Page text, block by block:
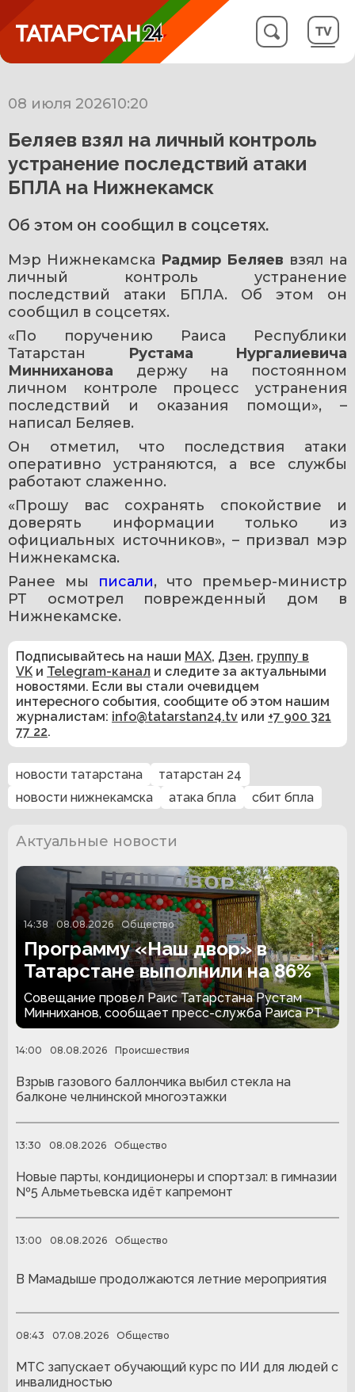
08 июля 202610:20
Беляев взял на личный контроль
устранение последствий атаки
БПЛА на Нижнекамск
Об этом он сообщил в соцсетях.
Мэр Нижнекамска Радмир Беляев взял на
личный контроль устранение
последствий атаки БПЛА. Об этом он
сообщил в соцсетях.
«По поручению Раиса Республики
Татарстан
Рустама Нургалиевича
Минниханова держу на постоянном
личном контроле процесс устранения
последствий и оказания помощи», –
написал Беляев.
Он отметил, что последствия атаки
оперативно устраняются, а все службы
работают слаженно.
«Прошу вас сохранять спокойствие и
доверять информации только из
официальных источников», – призвал мэр
Нижнекамска.
Ранее мы писали, что премьер-министр
РТ осмотрел поврежденный дом в
Нижнекамске.
Подписывайтесь на наши MAX, Дзен, группу в
VK и Telegram-канал и следите за актуальными
новостями. Если вы стали очевидцем
интересного события, сообщите об этом нашим
журналистам: info@tatarstan24.tv или +7 900 321
77 22.
новости татарстана
татарстан 24
новости нижнекамска
атака бпла сбит бпла
Актуальные новости
14:38 08.08.2026 Общество
Программу «Наш двор» в
Татарстане выполнили на 86%
Совещание провел Раис Татарстана Рустам
Минниханов, сообщает пресс-служба Раиса РТ.
14:00 08.08.2026 Происшествия
Взрыв газового баллончика выбил стекла на
балконе челнинской многоэтажки
13:30 08.08.2026 Общество
Новые парты, кондиционеры и спортзал: в гимназии
№5 Альметьевска идёт капремонт
13:00 08.08.2026 Общество
В Мамадыше продолжаются летние мероприятия
08:43 07.08.2026 Общество
МТС запускает обучающий курс по ИИ для людей с
инвалидностью